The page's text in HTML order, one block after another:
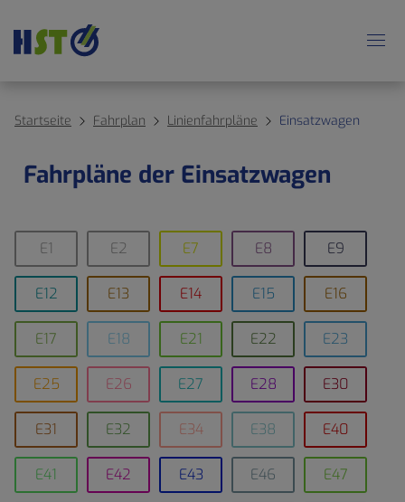
Startseite Fahrplan Linienfahrpläne Einsatzwagen
Fahrpläne der Einsatzwagen
E1 E2 E7 E8 E9
E12 E13 E14 E15 E16
E17 E18 E21 E22 E23
E25 E26 E27 E28 E30
E31 E32 E34 E38 E40
E41 E42 E43 E46 E47